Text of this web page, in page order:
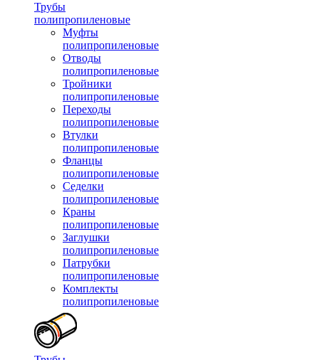
Трубы
полипропиленовые
Муфты
полипропиленовые
Отводы
полипропиленовые
Тройники
полипропиленовые
Переходы
полипропиленовые
Втулки
полипропиленовые
Фланцы
полипропиленовые
Седелки
полипропиленовые
Краны
полипропиленовые
Заглушки
полипропиленовые
Патрубки
полипропиленовые
Комплекты
полипропиленовые